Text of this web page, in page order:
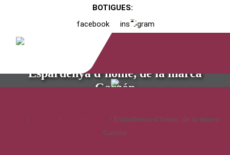
BOTIGUES:
facebook
instagram
Espardenya d’home, de la marca
Garzón
/ / /
/ Espardenya d’home, de la marca
Garzón